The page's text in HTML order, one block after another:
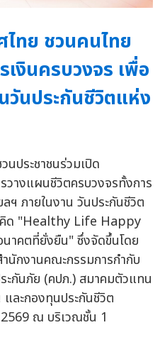
ไทย ชวนคนไทย
งินครบวงจร เพื่อ
วันประกันชีวิตแห่ง
นประชาชนร่วมเปิด
วางแผนชีวิตครบวงจรทั้งการ
ฯ ภายในงาน วันประกันชีวิต
คิด "Healthy Life Happy
าคตที่ยั่งยืน" ซึ่งจัดขึ้นโดย
นักงานคณะกรรมการกำกับ
ะกันภัย (คปภ.) สมาคมตัวแทน
และกองทุนประกันชีวิต
ณ บริเวณชั้น 1